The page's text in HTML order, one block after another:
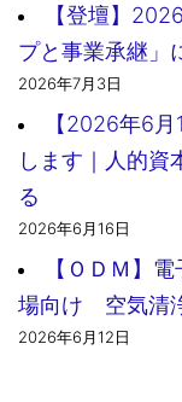
【登壇】
プと事業承継」
2026年7月3日
【2026年6
します｜人的資
る
2026年6月16日
【ＯＤＭ】
場向け 空気清
2026年6月12日